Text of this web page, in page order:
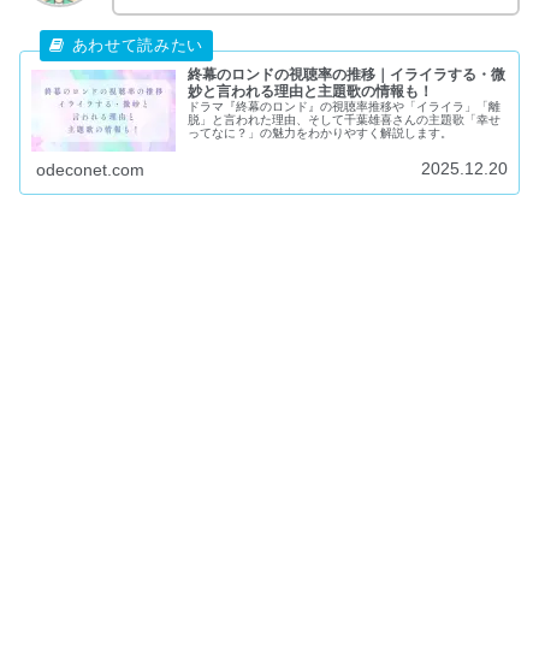
終幕のロンドの視聴率の推移｜イライラする・微
妙と言われる理由と主題歌の情報も！
ドラマ『終幕のロンド』の視聴率推移や「イライラ」「離
脱」と言われた理由、そして千葉雄喜さんの主題歌「幸せ
ってなに？」の魅力をわかりやすく解説します。
odeconet.com 2025.12.20